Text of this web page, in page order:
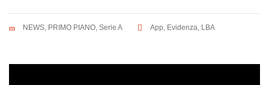
NEWS, PRIMO PIANO, Serie A App, Evidenza, LBA